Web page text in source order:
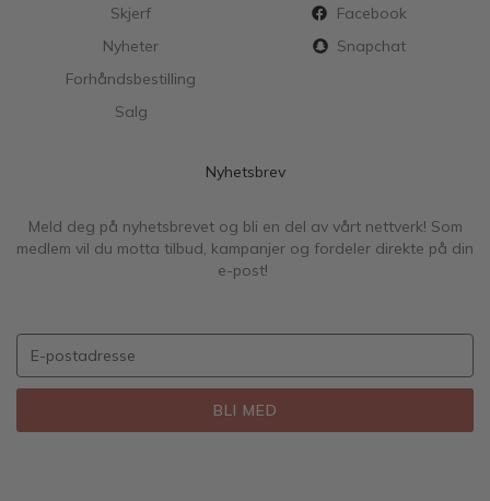
Skjerf
Nyheter
Forhåndsbestilling
Salg
Facebook
Snapchat
Nyhetsbrev
Meld deg på nyhetsbrevet og bli en del av vårt nettverk! Som
medlem vil du motta tilbud, kampanjer og fordeler direkte på din
e-post!
BLI MED